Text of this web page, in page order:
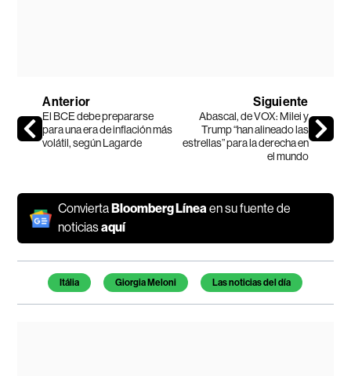
Anterior
El BCE debe prepararse
para una era de inflación más
volátil, según Lagarde
Siguiente
Abascal, de VOX: Milei y
Trump “han alineado las
estrellas” para la derecha en
el mundo
Convierta Bloomberg Líneaen su fuente de
noticiasaquí
Temas de este artículo
Itália Giorgia Meloni Las noticias del día